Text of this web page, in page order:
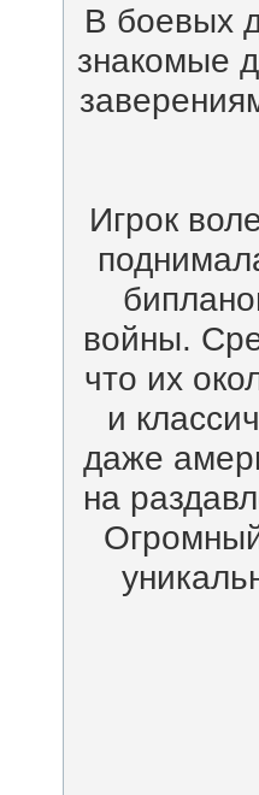
В боевых
знакомые
Игрок
войны.
что их
и
даже
на